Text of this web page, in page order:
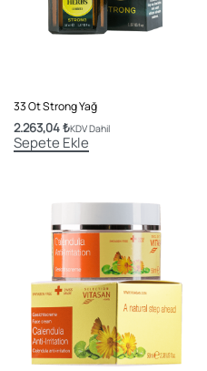
33 Ot Strong Yağ
2.263,04₺KDV Dahil
Sepete Ekle